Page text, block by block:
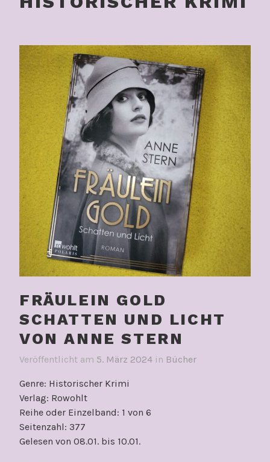
FRÄULEIN GOLD
SCHATTEN UND LICHT
VON ANNE STERN
Veröffentlicht am 5. März 2024 in Bücher
Genre: Historischer Krimi
Verlag: Rowohlt
Reihe oder Einzelband: 1 von 6
Seitenzahl: 377
Gelesen von 08.01. bis 10.01.